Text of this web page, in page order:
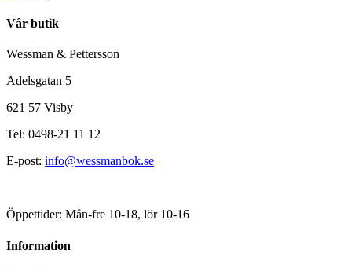
Vår butik
Wessman & Pettersson
Adelsgatan 5
621 57 Visby
Tel: 0498-21 11 12
E-post: info@wessmanbok.se
Öppettider: Mån-fre 10-18, lör 10-16
Information